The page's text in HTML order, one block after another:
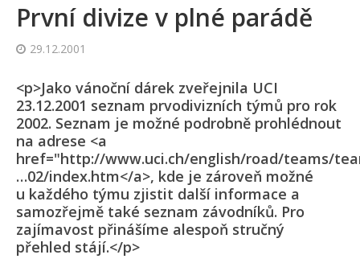
První divize v plné parádě
29.12.2001
<p>Jako vánoční dárek zveřejnila UCI
23.12.2001 seznam prvodivizních týmů pro rok
2002. Seznam je možné podrobně prohlédnout
na adrese <a
href="http://www.uci.ch/english/road/teams/
…02/index.htm</a>, kde je zároveň možné
u každého týmu zjistit další informace a
samozřejmě také seznam závodníků. Pro
zajímavost přinášíme alespoň stručný
přehled stájí.</p>